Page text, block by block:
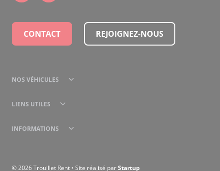
CONTACT REJOIGNEZ-NOUS
NOS VÉHICULES
LIENS UTILES
INFORMATIONS
© 2026 Trouillet Rent • Site réalisé parStartup